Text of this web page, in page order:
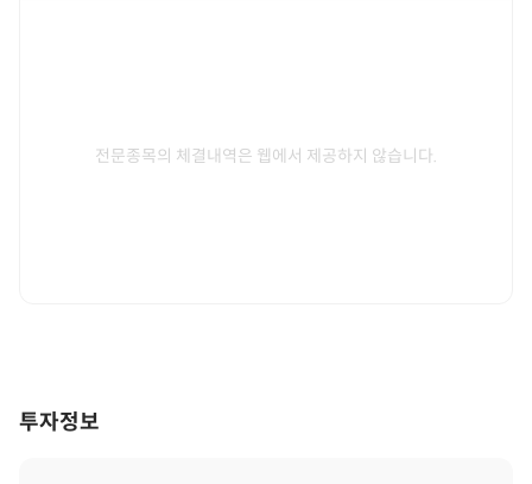
투자정보
전문종목의 체결내역은 웹에서 제공하지 않습니다.